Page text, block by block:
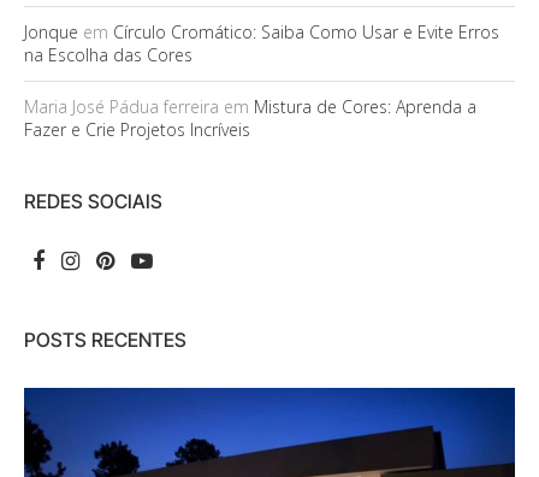
Jonque em Círculo Cromático: Saiba Como Usar e Evite Erros
na Escolha das Cores
Maria José Pádua ferreira em Mistura de Cores: Aprenda a
Fazer e Crie Projetos Incríveis
REDES SOCIAIS
POSTS RECENTES